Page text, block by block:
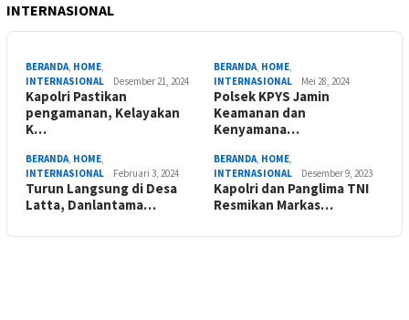
INTERNASIONAL
BERANDA, HOME,
INTERNASIONAL
Desember 21, 2024
Kapolri Pastikan
pengamanan, Kelayakan
K…
BERANDA, HOME,
INTERNASIONAL
Mei 28, 2024
Polsek KPYS Jamin
Keamanan dan
Kenyamana…
BERANDA, HOME,
INTERNASIONAL
Februari 3, 2024
Turun Langsung di Desa
Latta, Danlantama…
BERANDA, HOME,
INTERNASIONAL
Desember 9, 2023
Kapolri dan Panglima TNI
Resmikan Markas…